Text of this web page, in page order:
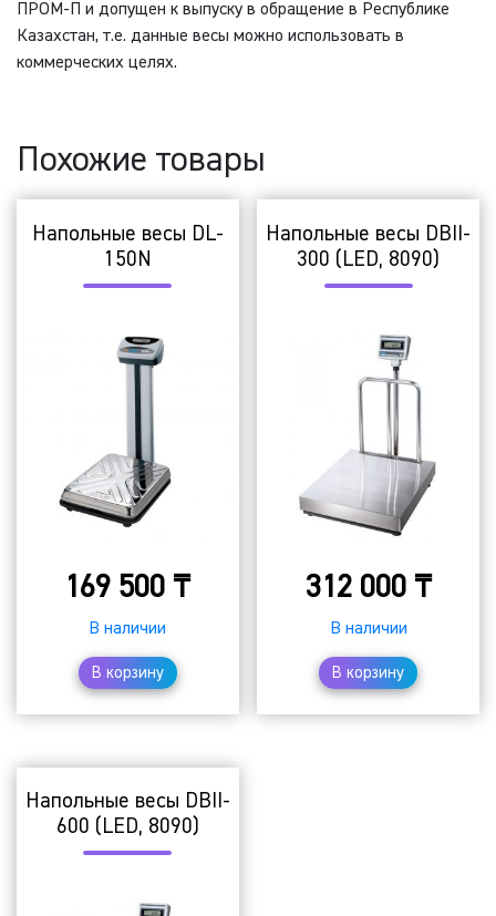
ПРОМ-П и допущен к выпуску в обращение в Республике
Казахстан, т.е. данные весы можно использовать в
коммерческих целях.
Похожие товары
Напольные весы DL-
150N
169 500 ₸
В наличии
В корзину
Напольные весы DBII-
300 (LED, 8090)
312 000 ₸
В наличии
В корзину
Напольные весы DBII-
600 (LED, 8090)